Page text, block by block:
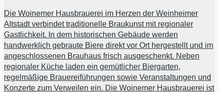
Die Woinemer Hausbrauerei im Herzen der Weinheimer
Altstadt verbindet traditionelle Braukunst mit regionaler
Gastlichkeit. In dem historischen Gebäude werden
handwerklich gebraute Biere direkt vor Ort hergestellt und im
angeschlossenen Brauhaus frisch ausgeschenkt. Neben
regionaler Küche laden ein gemütlicher Biergarten,
regelmäßige Brauereiführungen sowie Veranstaltungen und
Konzerte zum Verweilen ein. Die Woinemer Hausbrauerei ist